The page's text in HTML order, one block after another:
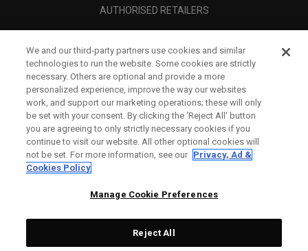
AUTHORISED RETAILERS
UNTERNEHMENSPROFIL
RECHTLICHES-
We and our third-party partners use cookies and similar
technologies to run the website. Some cookies are strictly
necessary. Others are optional and provide a more
personalized experience, improve the way our websites
work, and support our marketing operations; these will only
be set with your consent. By clicking the ‘Reject All' button
you are agreeing to only strictly necessary cookies if you
continue to visit our website. All other optional cookies will
not be set. For more information, see our Privacy, Ad &
Cookies Policy
Manage Cookie Preferences
Reject All